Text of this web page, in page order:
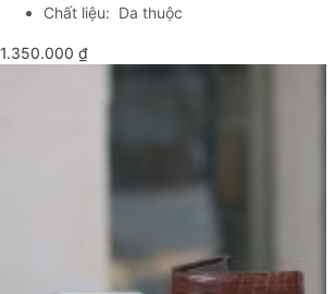
Chất liệu: Da thuộc
1.350.000 ₫